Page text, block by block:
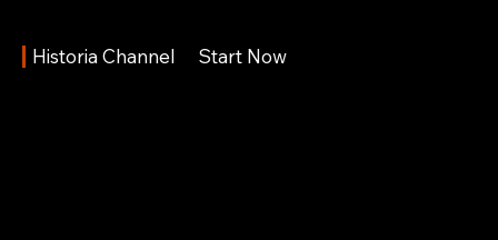
Historia Channel Start Now